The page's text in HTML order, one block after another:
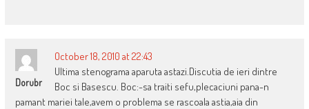
Dorubr
October 18, 2010 at 22:43
Ultima stenograma aparuta astazi.Discutia de ieri dintre
Boc si Basescu. Boc:-sa traiti sefu,plecaciuni pana-n
pamant mariei tale,avem o problema se rascoala astia,aia din